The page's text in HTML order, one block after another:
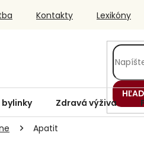
Kontakty Lexikóny
bylinky Zdravá výživa
Apatit